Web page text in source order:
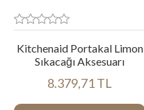
Kitchenaid Portakal Limon
Sıkacağı Aksesuarı
8.379,71 TL